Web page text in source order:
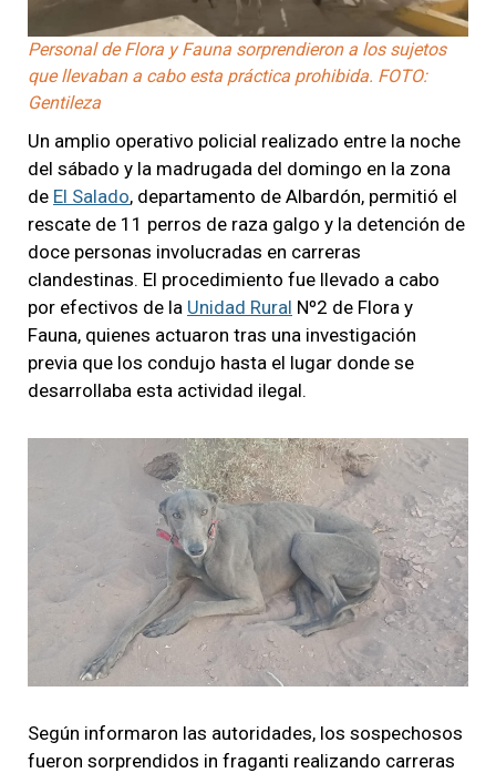
Personal de Flora y Fauna sorprendieron a los sujetos
que llevaban a cabo esta práctica prohibida. FOTO:
Gentileza
Un amplio operativo policial realizado entre la noche
del sábado y la madrugada del domingo en la zona
de El Salado, departamento de Albardón, permitió el
rescate de 11 perros de raza galgo y la detención de
doce personas involucradas en carreras
clandestinas. El procedimiento fue llevado a cabo
por efectivos de la Unidad Rural Nº2 de Flora y
Fauna, quienes actuaron tras una investigación
previa que los condujo hasta el lugar donde se
desarrollaba esta actividad ilegal.
Según informaron las autoridades, los sospechosos
fueron sorprendidos in fraganti realizando carreras